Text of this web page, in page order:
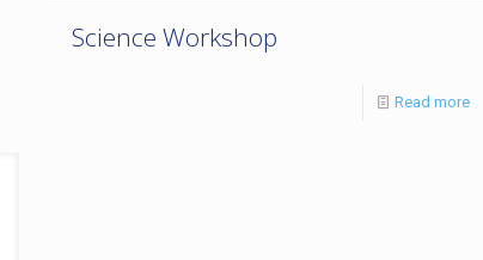
Science Workshop
Read more